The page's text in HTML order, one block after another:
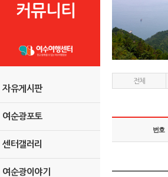
커뮤니티
자유게시판
여순광포토
센터갤러리
여순광이야기
전체
번호